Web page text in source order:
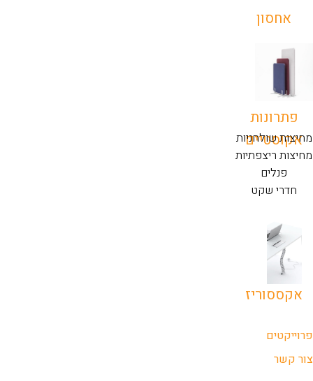
אחסון
פתרונות
אקוסטיים
מחיצות שולחניות
מחיצות ריצפתיות
פנלים
חדרי שקט
אקססוריז
פרוייקטים
צור קשר